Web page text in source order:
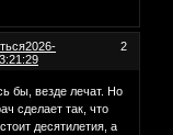
2
2026-
бы, везде лечат. Но
сделает так, что
десятилетия, а